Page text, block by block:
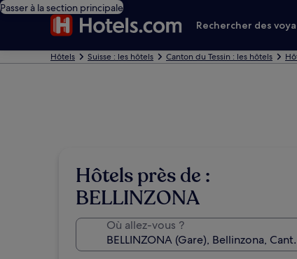
Passer à la section principale
Rechercher des
Hôtels Suisse : les hôtels Canton du Tessin : les hôtels
Hôtels près de :
BELLINZONA
Où allez-vous ?